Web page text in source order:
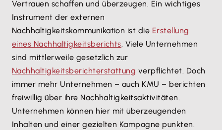
Vertrauen schaffen und überzeugen. Ein wichtiges
Instrument der externen
Nachhaltigkeitskommunikation ist die Erstellung
eines Nachhaltigkeitsberichts. Viele Unternehmen
sind mittlerweile gesetzlich zur
Nachhaltigkeitsberichterstattung verpflichtet. Doch
immer mehr Unternehmen – auch KMU – berichten
freiwillig über ihre Nachhaltigkeitsaktivitäten.
Unternehmen können hier mit überzeugenden
Inhalten und einer gezielten Kampagne punkten.